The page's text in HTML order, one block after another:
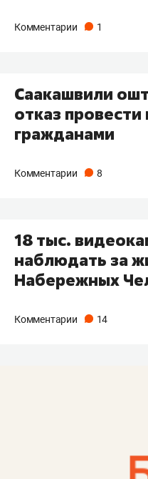
Комментарии 1
Саакашвили
отказ провести
гражданами
Комментарии 8
18 тыс.
наблюдать за
Набережных
Комментарии 14